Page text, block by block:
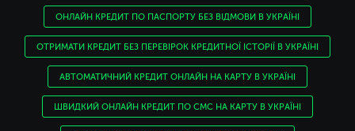
ОНЛАЙН КРЕДИТ ПО ПАСПОРТУ БЕЗ ВІДМОВИ В УКРАЇНІ
ОТРИМАТИ КРЕДИТ БЕЗ ПЕРЕВІРОК КРЕДИТНОЇ ІСТОРІЇ В УКРАЇНІ
АВТОМАТИЧНИЙ КРЕДИТ ОНЛАЙН НА КАРТУ В УКРАЇНІ
ШВИДКИЙ ОНЛАЙН КРЕДИТ ПО СМС НА КАРТУ В УКРАЇНІ